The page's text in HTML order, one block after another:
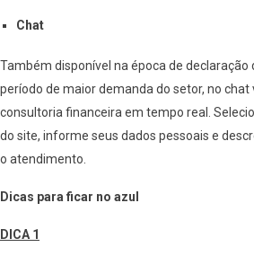
Chat
Também disponível na época de declaração
período de maior demanda do setor, no
consultoria financeira em tempo real.
do site, informe seus dados pessoais e
o atendimento.
Dicas para ficar no azul
DICA 1